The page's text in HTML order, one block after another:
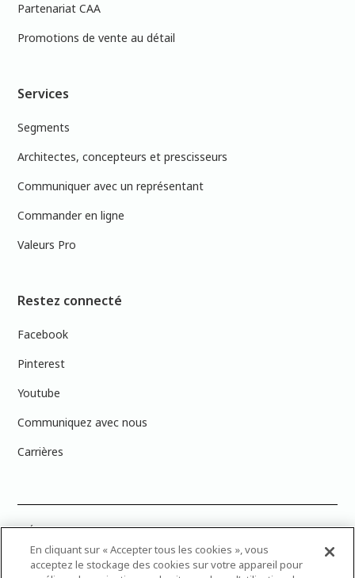
Partenariat CAA
Promotions de vente au détail
Services
Segments
Architectes, concepteurs et prescisseurs
Communiquer avec un représentant
Commander en ligne
Valeurs Pro
Restez connecté
Facebook
Pinterest
Youtube
Communiquez avec nous
Carrières
PRÉCISION DES COULEURS : Veuillez noter que les couleurs affichées à
l’écran peuvent ne pas correspondre exactement aux couleurs de
peinture réelles en raison des variations de calibration des écrans.
Vous pouvez apporter les numéros d’échantillons de couleur de
En cliquant sur « Accepter tous les cookies », vous
acceptez le stockage des cookies sur votre appareil pour